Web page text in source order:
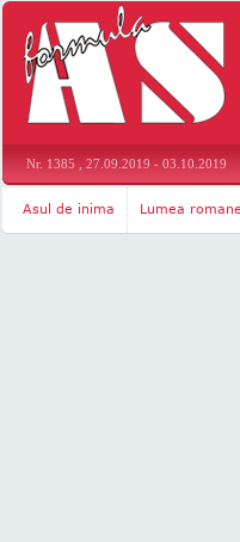
Nr. 1385 , 27.09.2019 - 03.10.2019
Asul de inima Lumea